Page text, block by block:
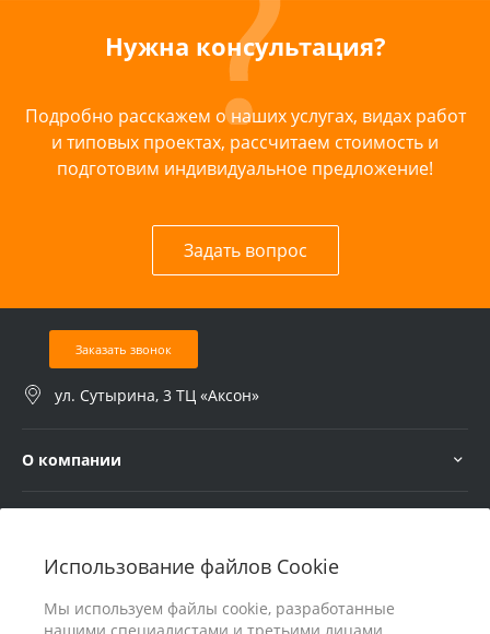
Использование файлов Cookie
Мы используем файлы cookie, разработанные
Нужна консультация?
Подробно расскажем о наших услугах, видах работ
и типовых проектах, рассчитаем стоимость и
подготовим индивидуальное предложение!
Задать вопрос
Заказать звонок
ул. Сутырина, 3 ТЦ «Аксон»
О компании